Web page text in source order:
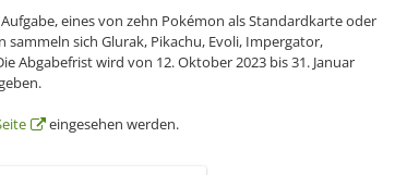
eines von zehn Pokémon als Standardkarte oder
sich Glurak, Pikachu, Evoli, Impergator,
Abgabefrist wird von 12. Oktober 2023 bis 31. Januar
eingesehen werden.